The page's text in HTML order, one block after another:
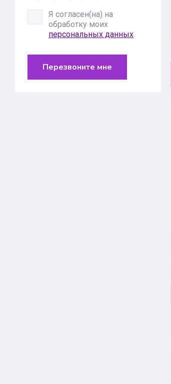
Я согласен(на) на
обработку моих
персональных данных
Перезвоните мне